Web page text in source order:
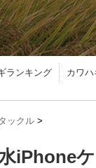
ランキング カワ
ックル >
iPhone